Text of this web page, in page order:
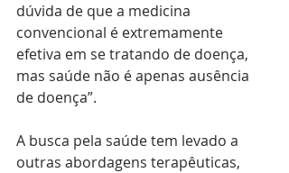
dúvida de que a medicina
convencional é extremamente
efetiva em se tratando de doença,
mas saúde não é apenas ausência
de doença”.
A busca pela saúde tem levado a
outras abordagens terapêuticas,